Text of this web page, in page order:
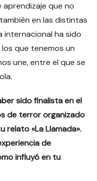
que no
en las distintas
internacional ha sido
que tenemos un
une, entre el que se
sido finalista en el
de terror organizado
relato «La Llamada».
de
influyó en tu